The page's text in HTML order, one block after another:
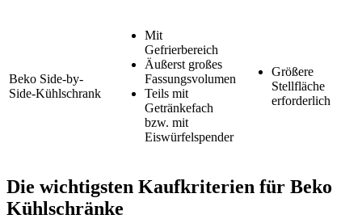
Beko Side-by-
Side-Kühlschrank
Mit
Gefrierbereich
Äußerst großes
Fassungsvolumen
Teils mit
Getränkefach
bzw. mit
Eiswürfelspender
Größere
Stellfläche
erforderlich
Die wichtigsten Kaufkriterien für Beko
Kühlschränke